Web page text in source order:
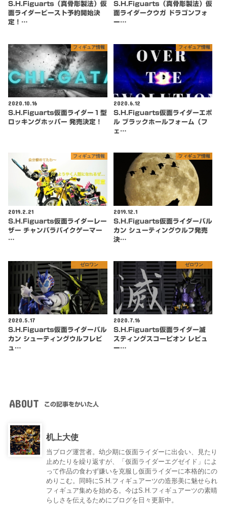
S.H.Figuarts（真骨彫製法）仮
面ライダービースト予約開始決
定！…
S.H.Figuarts（真骨彫製法）仮
面ライダークウガ ドラゴンフォ
ー…
フィギュア情報
2020.10.16
S.H.Figuarts仮面ライダー１型
ロッキングホッパー 発売決定！
フィギュア情報
2020.6.12
S.H.Figuarts仮面ライダーエボ
ル ブラックホールフォーム（フ
ェ…
フィギュア情報
2019.2.21
S.H.Figuarts仮面ライダーレー
ザー チャンバラバイクゲーマー
…
フィギュア情報
2019.12.1
S.H.Figuarts仮面ライダーバル
カン シューティングウルフ発売
決…
ゼロワン
2020.5.17
S.H.Figuarts仮面ライダーバル
カン シューティングウルフレビ
ュ…
ゼロワン
2020.7.16
S.H.Figuarts仮面ライダー滅
スティングスコーピオン レビュ
ー…
ABOUT この記事をかいた人
机上大使
当ブログ運営者。幼少期に仮面ライダーに出会い、見たり
止めたりを繰り返すが、「仮面ライダーエグゼイド」によ
って作品の食わず嫌いを克服し仮面ライダーに本格的にの
めりこむ。同時にS.H.フィギュアーツの造形美に魅せられ
フィギュア集めを始める。今はS.H.フィギュアーツの素晴
らしさを伝えるためにブログを日々更新中。